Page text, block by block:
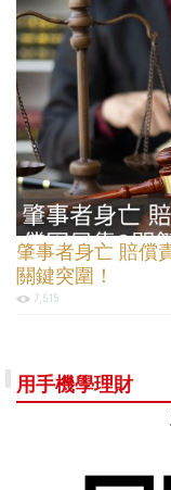
肇事者身亡 賠償
關鍵突圍！
7,515
用手機學理財